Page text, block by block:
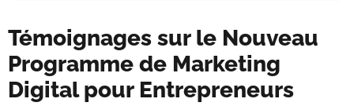
Témoignages sur le Nouveau
Programme de Marketing
Digital pour Entrepreneurs